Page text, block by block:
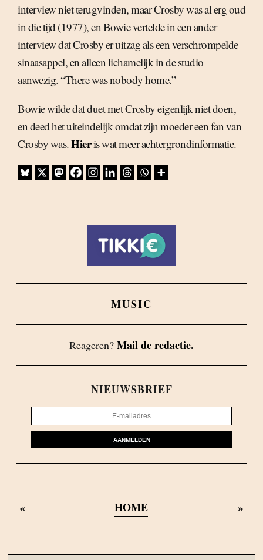
interview niet terugvinden, maar Crosby was al erg oud
in die tijd (1977), en Bowie vertelde in een ander
interview dat Crosby er uitzag als een verschrompelde
sinaasappel, en alleen lichamelijk in de studio
aanwezig. “There was nobody home.”
Bowie wilde dat duet met Crosby eigenlijk niet doen,
en deed het uiteindelijk omdat zijn moeder een fan van
Crosby was.Hieris wat meer achtergrondinformatie.
MUSIC
Reageren? Mail de redactie.
NIEUWSBRIEF
AANMELDEN
« HOME »